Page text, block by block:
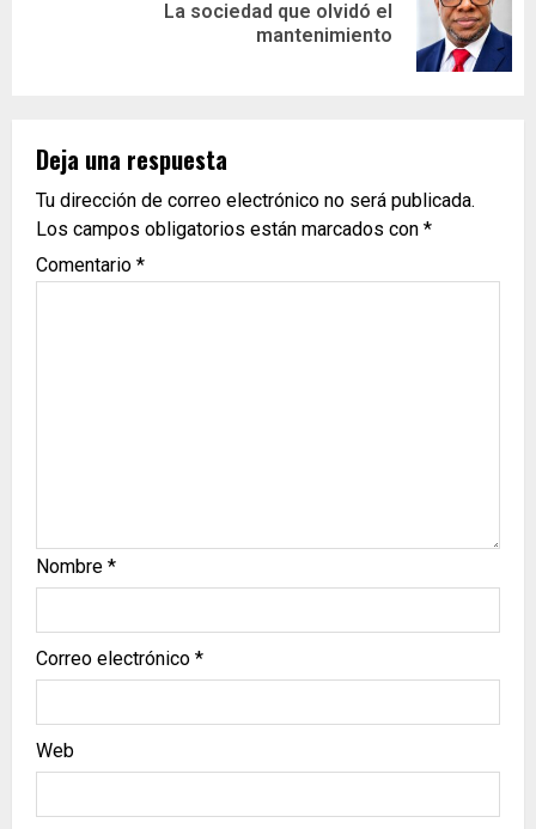
La sociedad que olvidó el
mantenimiento
Deja una respuesta
Tu dirección de correo electrónico no será publicada.
Los campos obligatorios están marcados con *
Comentario *
Nombre *
Correo electrónico *
Web